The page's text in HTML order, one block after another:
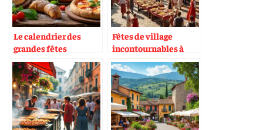
Le calendrier des
grandes fêtes
gastronomiques
italiennes
Fêtes de village
incontournables à
travers l’Italie